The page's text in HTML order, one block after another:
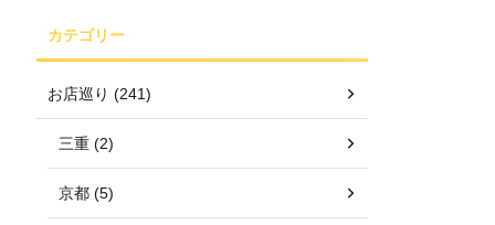
カテゴリー
お店巡り (241)
三重 (2)
京都 (5)